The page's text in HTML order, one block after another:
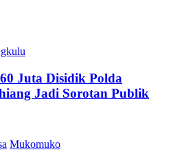
Juta Disidik Polda
Jadi Sorotan Publik
Mukomuko